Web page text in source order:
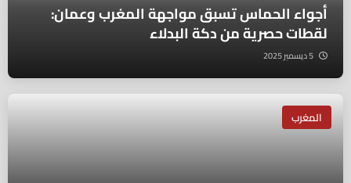
أجواء الحماس تسبق مواجهة المغرب وعمان:
لقطات حصرية من دكة البدلاء
المغرب